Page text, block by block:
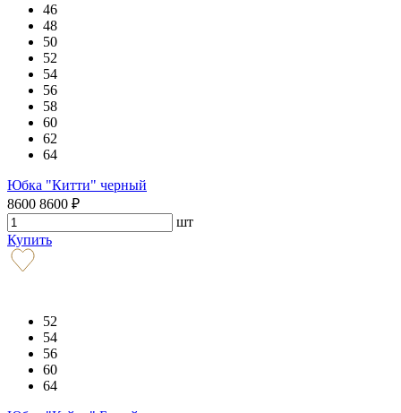
46
48
50
52
54
56
58
60
62
64
Юбка "Китти" черный
8600 8600 ₽
шт
Купить
52
54
56
60
64